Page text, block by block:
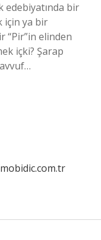
edebiyatında bir
için ya bir
“Pir”in elinden
içki? Şarap